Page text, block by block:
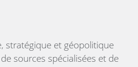
stratégique et géopolitique
sources spécialisées et de